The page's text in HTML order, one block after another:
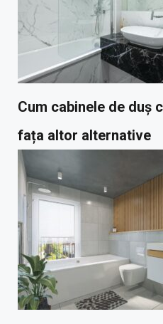
Cum cabinele de duș
fața altor alternative